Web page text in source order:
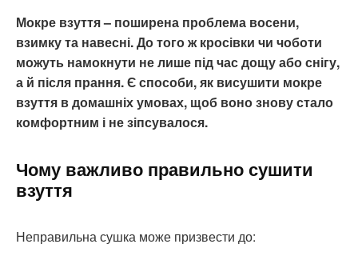
Мокре взуття – поширена проблема восени,
взимку та навесні. До того ж кросівки чи чоботи
можуть намокнути не лише під час дощу або снігу,
а й після прання. Є способи, як висушити мокре
взуття в домашніх умовах, щоб воно знову стало
комфортним і не зіпсувалося.
Чому важливо правильно сушити
взуття
Неправильна сушка може призвести до: